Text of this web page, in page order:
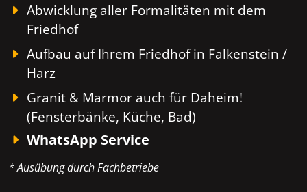
Abwicklung aller Formalitäten mit dem
Friedhof
Aufbau auf Ihrem Friedhof in Falkenstein /
Harz
Granit & Marmor auch für Daheim!
(Fensterbänke, Küche, Bad)
WhatsApp Service
* Ausübung durch Fachbetriebe